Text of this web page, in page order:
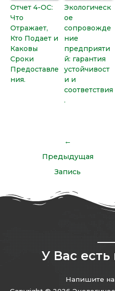
Отчет 4-ОС:
Что
Отражает,
Кто Подает и
Каковы
Сроки
Предоставле
ния.
Экологическ
ое
сопровожде
ние
предприяти
й: гарантия
устойчивост
и и
соответствия
.
←
Предыдущая
Запись
У Вас
Напишите